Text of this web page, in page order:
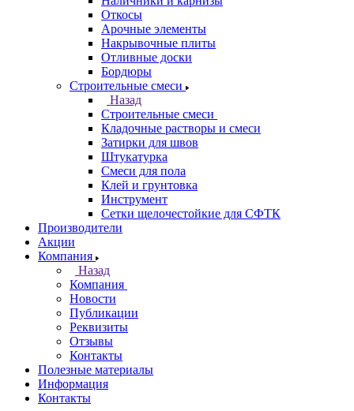
Откосы
Арочные элементы
Накрывочные плиты
Отливные доски
Бордюры
Строительные смеси
Назад
Строительные смеси
Кладочные растворы и смеси
Затирки для швов
Штукатурка
Смеси для пола
Клей и грунтовка
Инструмент
Сетки щелочестойкие для СФТК
Производители
Акции
Компания
Назад
Компания
Новости
Публикации
Реквизиты
Отзывы
Контакты
Полезные материалы
Информация
Контакты